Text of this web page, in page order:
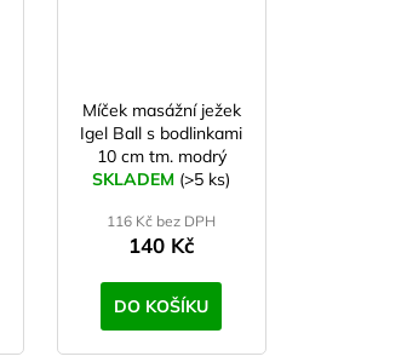
Míček masážní ježek
Igel Ball s bodlinkami
10 cm tm. modrý
SKLADEM (>5 ks)
116 Kč bez DPH
140 Kč
DO KOŠÍKU